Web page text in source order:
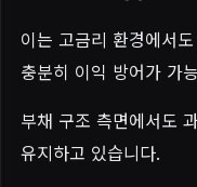
이는 고금리 환경에서
충분히 이익 방어가 가
부채 구조 측면에서도
유지하고 있습니다.